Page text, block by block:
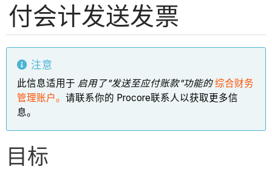
付会计发送发票
注意
此信息适用于 启用了"发送至应付账款"功能的 综合财务
管理账户。请联系你的 Procore联系人以获取更多信
息。
目标